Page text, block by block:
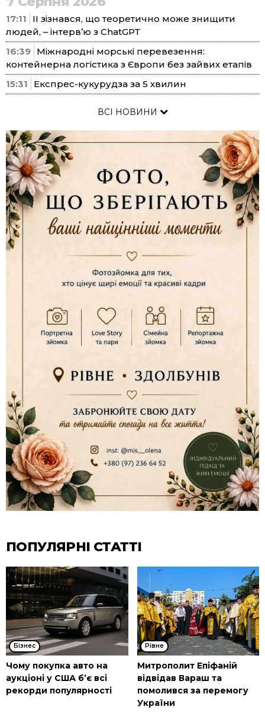
17:11
ІІ зізнався, що теоретично може знищити
людей, – інтерв’ю з ChatGPT
16:39 Міжнародні морські перевезення:
контейнерна логістика з Європи без зайвих етапів
15:31
Експрес-кукурудза за 5 хвилин
ВСІ НОВИНИ
ПОПУЛЯРНІ СТАТТІ
Бізнес
Чому покупка авто на
аукціоні у США б’є всі
рекорди популярності
Рівне
Митрополит Епіфаній
відвідав Вараш та
помолився за перемогу
України